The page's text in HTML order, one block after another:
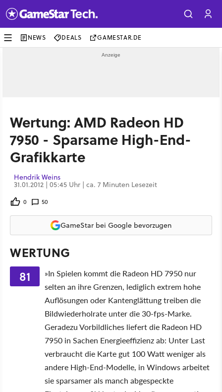
NEWS DEALS GAMESTAR.DE
Wertung: AMD Radeon HD
7950 - Sparsame High-End-
Grafikkarte
Hendrik Weins
31.01.2012 | 05:45 Uhr | ca. 7 Minuten Lesezeit
0 50
GameStar bei Google bevorzugen
WERTUNG
81
»In Spielen kommt die Radeon HD 7950 nur
selten an ihre Grenzen, lediglich extrem hohe
Auflösungen oder Kantenglättung treiben die
Bildwiederholrate unter die 30-fps-Marke.
Geradezu Vorbildliches liefert die Radeon HD
7950 in Sachen Energieeffizienz ab: Unter Last
verbraucht die Karte gut 100 Watt weniger als
andere High-End-Modelle, in Windows arbeitet
sie sparsamer als manch abgespeckte